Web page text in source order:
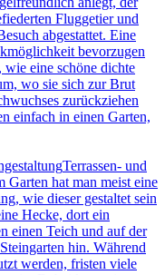
Fluggetier und
abgestattet. Eine
bevorzugen
wie eine schöne dichte
wo sie sich zur Brut
zurückziehen
einfach in einen Garten,
Terrassen- und
Garten hat man meist eine
wie dieser gestaltet sein
Hecke, dort ein
einen Teich und auf der
hin. Während
werden, fristen viele